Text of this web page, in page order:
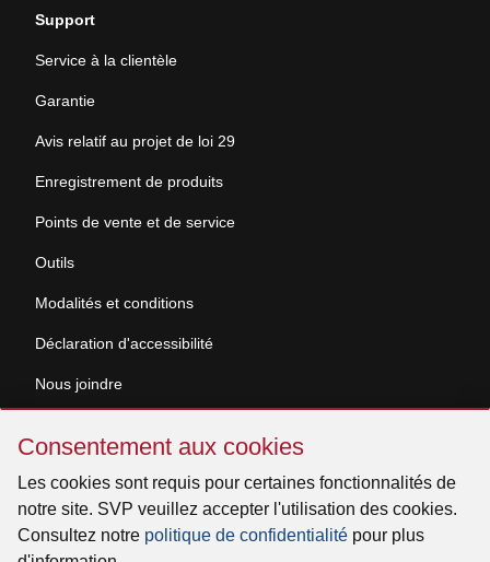
Consentement
aux
cookies
Consentement aux cookies
Les cookies sont requis pour certaines fonctionnalités de
notre site. SVP veuillez accepter l'utilisation des cookies.
Consultez notre politique de confidentialité pour plus
Support
Service à la clientèle
Garantie
Avis relatif au projet de loi 29
Enregistrement de produits
Points de vente et de service
Outils
Modalités et conditions
Déclaration d'accessibilité
Nous joindre
© 2026 Venmar Ventilation ULC Tous droits réservés.